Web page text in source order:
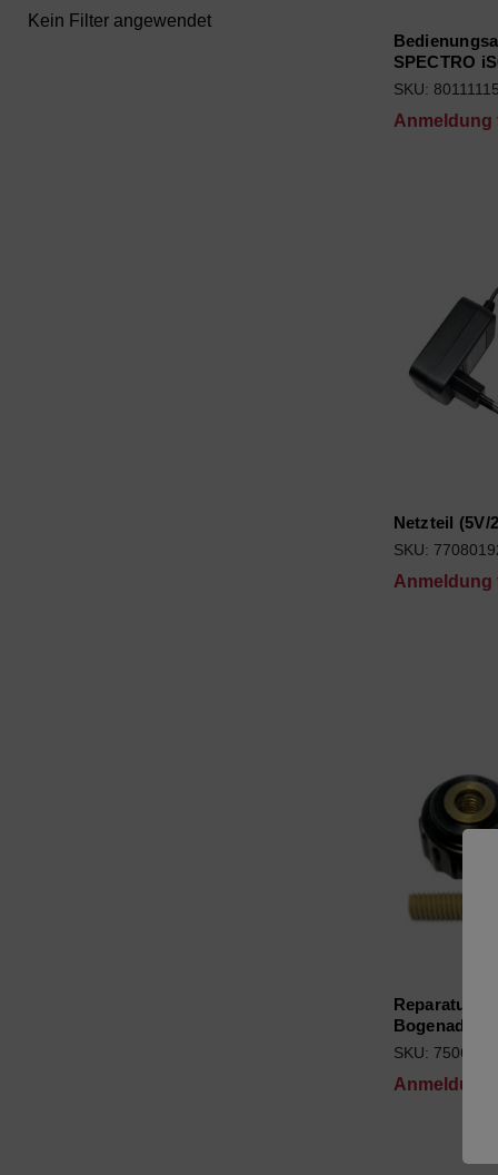
Kein Filter angewendet
SPECTRO
SKU: 80111115
Anmeldung
Netzteil (5V/
SKU:
Anmeldung
Reparaturset
SKU: 75068006
Anmeldung